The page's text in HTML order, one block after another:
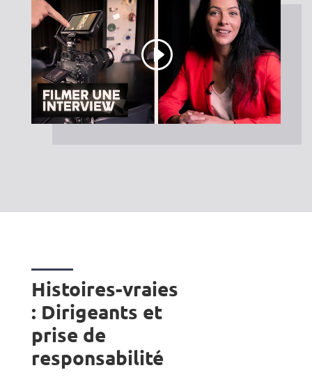
Histoires-vraies
: Dirigeants et
prise de
responsabilité